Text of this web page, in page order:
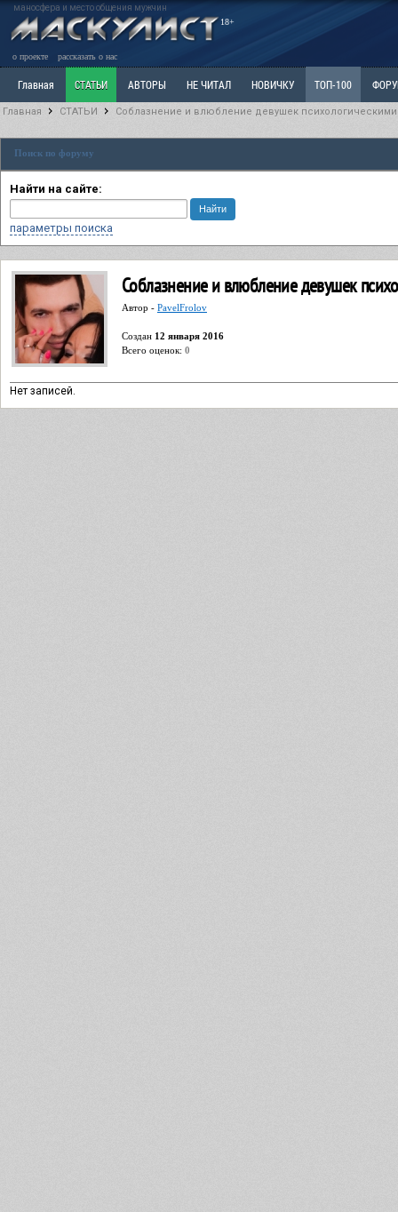
маносфера и место общения мужчин
18+
о проекте рассказать о нас
Главная СТАТЬИ АВТОРЫ НЕ ЧИТАЛ НОВИЧКУ ТОП-100
Ветка: Наболевшее. Выскажись!
РАЗДЕЛ: Разное
Главная СТАТЬИ Соблазнение и влюбление девушек
Поиск по форуму
Найти на сайте:
параметры поиска
Соблазнение и влюбление девушек
Автор - PavelFrolov
Cоздан 12 января 2016
Всего оценок: 0
Нет записей.